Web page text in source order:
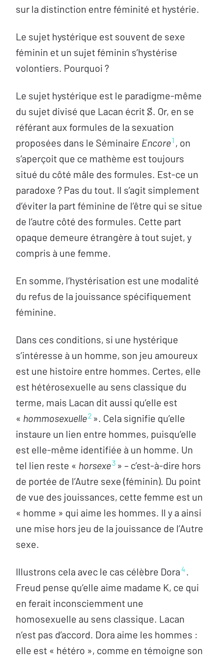
sur la distinction entre féminité et hystérie.
Le sujet hystérique est souvent de sexe
féminin et un sujet féminin s’hystérise
volontiers. Pourquoi ?
Le sujet hystérique est le paradigme-même
du sujet divisé que Lacan écrit ⒮. Or, en se
référant aux formules de la sexuation
proposées dans le Séminaire Encore1 , on
s’aperçoit que ce mathème est toujours
situé du côté mâle des formules. Est-ce un
paradoxe ? Pas du tout. Il s’agit simplement
d’éviter la part féminine de l’être qui se situe
de l’autre côté des formules. Cette part
opaque demeure étrangère à tout sujet, y
compris à une femme.
En somme, l’hystérisation est une modalité
du refus de la jouissance spécifiquement
féminine.
Dans ces conditions, si une hystérique
s’intéresse à un homme, son jeu amoureux
est une histoire entre hommes. Certes, elle
est hétérosexuelle au sens classique du
terme, mais Lacan dit aussi qu’elle est
« hommosexuelle2 ». Cela signifie qu’elle
instaure un lien entre hommes, puisqu’elle
est elle-même identifiée à un homme. Un
tel lien reste « horsexe3 » – c’est-à-dire hors
de portée de l’Autre sexe (féminin). Du point
de vue des jouissances, cette femme est un
« homme » qui aime les hommes. Il y a ainsi
une mise hors jeu de la jouissance de l’Autre
sexe.
Illustrons cela avec le cas célèbre Dora4.
Freud pense qu’elle aime madame K, ce qui
en ferait inconsciemment une
homosexuelle au sens classique. Lacan
n’est pas d’accord. Dora aime les hommes :
elle est « hétéro », comme en témoigne son